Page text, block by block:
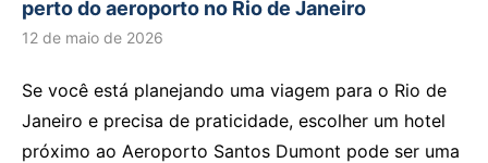
perto do aeroporto no Rio de Janeiro
12 de maio de 2026
Se você está planejando uma viagem para o Rio de
Janeiro e precisa de praticidade, escolher um hotel
próximo ao Aeroporto Santos Dumont pode ser uma